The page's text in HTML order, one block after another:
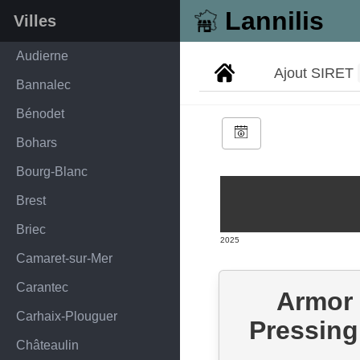
Lannilis
Villes
Audierne
Bannalec
Bénodet
Bohars
Bourg-Blanc
Brest
Briec
Camaret-sur-Mer
Carantec
Carhaix-Plouguer
Châteaulin
Ajout SIRET
2025
Armor
Pressing